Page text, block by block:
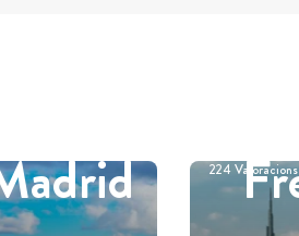
224 Valoracions